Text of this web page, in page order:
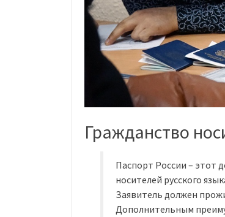
Гражданство
Паспорт России – этот
носителей русского
Заявитель должен
Дополнительным